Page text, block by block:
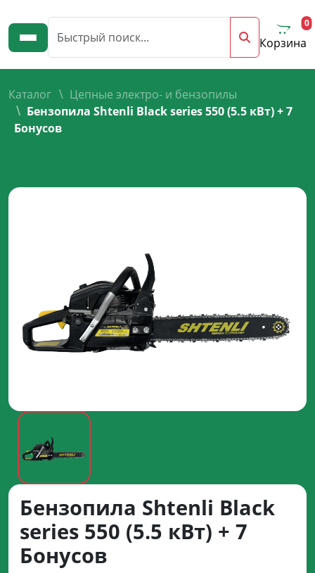
Корзина
0
Каталог
Цепные электро- и бензопилы
Бензопила Shtenli Black series 550 (5.5 кВт) + 7
Бонусов
Бензопила Shtenli Black
series 550 (5.5 кВт) + 7
Бонусов